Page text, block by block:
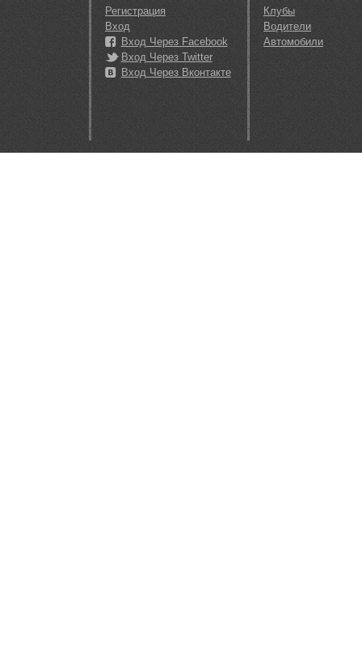
Регистрация
Вход
Вход Через Facebook
Вход Через Twitter
Вход Через Вконтакте
Клубы
Водители
Автомобили